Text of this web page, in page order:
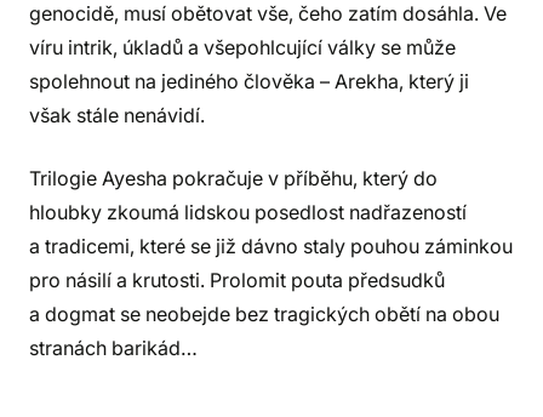
genocidě, musí obětovat vše, čeho zatím dosáhla. Ve
víru intrik, úkladů a všepohlcující války se může
spolehnout na jediného člověka – Arekha, který ji
však stále nenávidí.
Trilogie Ayesha pokračuje v příběhu, který do
hloubky zkoumá lidskou posedlost nadřazeností
a tradicemi, které se již dávno staly pouhou záminkou
pro násilí a krutosti. Prolomit pouta předsudků
a dogmat se neobejde bez tragických obětí na obou
stranách barikád…